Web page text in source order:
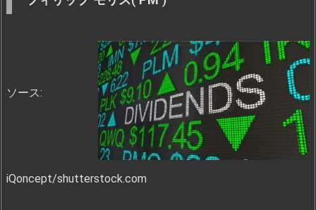
ソース:
iQoncept/shutterstock.com